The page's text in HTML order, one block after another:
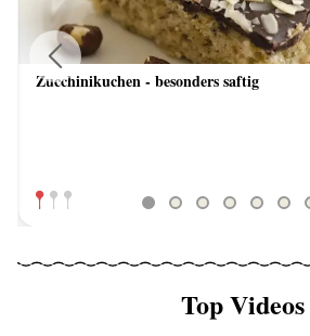
Zucchinikuchen - besonders saftig
Previous
Top Videos